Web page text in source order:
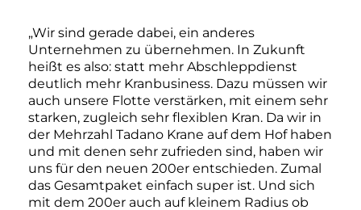
„Wir sind gerade dabei, ein anderes
Unternehmen zu übernehmen. In Zukunft
heißt es also: statt mehr Abschleppdienst
deutlich mehr Kranbusiness. Dazu müssen wir
auch unsere Flotte verstärken, mit einem sehr
starken, zugleich sehr flexiblen Kran. Da wir in
der Mehrzahl Tadano Krane auf dem Hof haben
und mit denen sehr zufrieden sind, haben wir
uns für den neuen 200er entschieden. Zumal
das Gesamtpaket einfach super ist. Und sich
mit dem 200er auch auf kleinem Radius ob